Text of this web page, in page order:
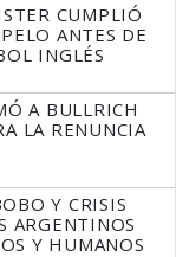
CUMPLIÓ
ANTES DE
INGLÉS
A BULLRICH
LA RENUNCIA
Y CRISIS
ARGENTINOS
Y HUMANOS